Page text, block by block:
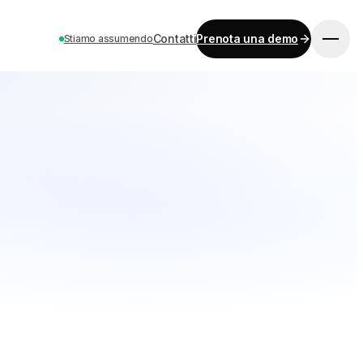
Stiamo assumendoContattiPrenota una demo